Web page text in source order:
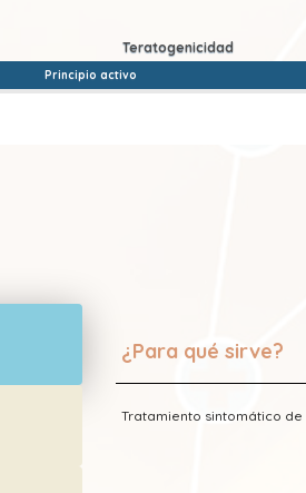
Principio activo
¿Para qué sirve?
Tratamiento sintomático